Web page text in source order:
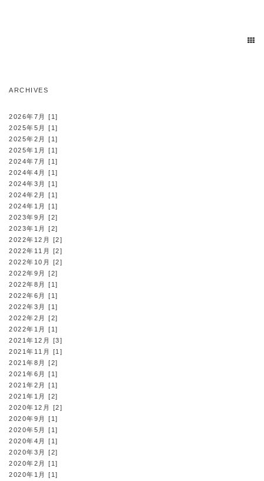
ARCHIVES
2026年7月 [1]
2025年5月 [1]
2025年2月 [1]
2025年1月 [1]
2024年7月 [1]
2024年4月 [1]
2024年3月 [1]
2024年2月 [1]
2024年1月 [1]
2023年9月 [2]
2023年1月 [2]
2022年12月 [2]
2022年11月 [2]
2022年10月 [2]
2022年9月 [2]
2022年8月 [1]
2022年6月 [1]
2022年3月 [1]
2022年2月 [2]
2022年1月 [1]
2021年12月 [3]
2021年11月 [1]
2021年8月 [2]
2021年6月 [1]
2021年2月 [1]
2021年1月 [2]
2020年12月 [2]
2020年9月 [1]
2020年5月 [1]
2020年4月 [1]
2020年3月 [2]
2020年2月 [1]
2020年1月 [1]